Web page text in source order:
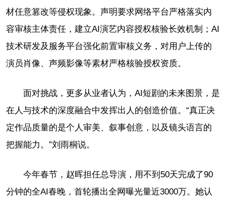
材任意篡改等侵权现象。声明要求网络平台严格落实内
容审核主体责任，建立AI演艺内容授权核验长效机制；AI
技术研发及服务平台强化前置审核义务，对用户上传的
演员肖像、声频影像等素材严格核验授权资质。
面对挑战，更多从业者认为，AI短剧的未来图景，是
在人与技术的深度融合中发挥出人的创造价值。“真正决
定作品质量的是个人审美、叙事创意，以及镜头语言的
把握能力。”刘雨桐说。
今年春节，赵晖担任总导演，用不到50天完成了90
分钟的全AI春晚，首轮播出全网曝光量近3000万。她认